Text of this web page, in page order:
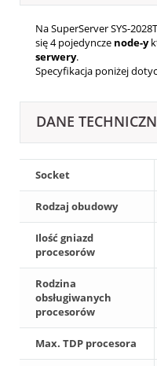
Na SuperServer SYS-
się 4 pojedyncze node-y
serwery.
Specyfikacja poniżej
DANE
Socket
Rodzaj obudowy
Ilość gniazd
procesorów
Rodzina
obsługiwanych
procesorów
Max. TDP procesora